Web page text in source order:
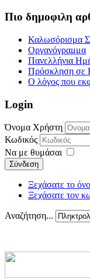
Πιο δημοφιλη
Καλωσόρισμα
Οργανόγραμμα
Πανελλήνια
Πρόσκληση σε
Ο λόγος που
Login
Όνομα Χρήστη
Κωδικός
Να με θυμάσαι
Σύνδεση
Ξεχάσατε το
Ξεχάσατε τον
Αναζήτηση...